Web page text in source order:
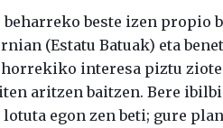
beste izen propio
(Estatu Batuak) eta
interesa piztu
aritzen baitzen. Bere
egon zen beti; gure